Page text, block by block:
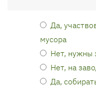
Да,
мусора
Нет, нужны
Нет, на
Да,